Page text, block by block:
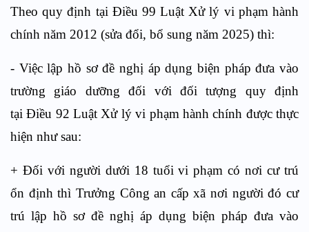
Theo quy định tại Điều 99 Luật Xử lý vi phạm hành
chính năm 2012 (sửa đổi, bổ sung năm 2025) thì:
- Việc lập hồ sơ đề nghị áp dụng biện pháp đưa vào
trường giáo dưỡng đối với đối tượng quy định
tại Điều 92 Luật Xử lý vi phạm hành chính được thực
hiện như sau:
+ Đối với người dưới 18 tuổi vi phạm có nơi cư trú
ổn định thì Trưởng Công an cấp xã nơi người đó cư
trú lập hồ sơ đề nghị áp dụng biện pháp đưa vào